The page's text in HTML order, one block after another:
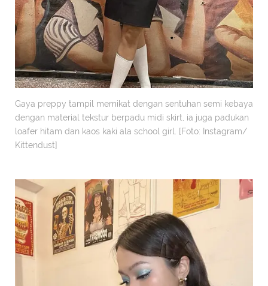
Gaya preppy tampil memikat dengan sentuhan semi kebaya
dengan material tekstur berpadu midi skirt, ia juga padukan
loafer hitam dan kaos kaki ala school girl. [Foto: Instagram/
Kittendust]